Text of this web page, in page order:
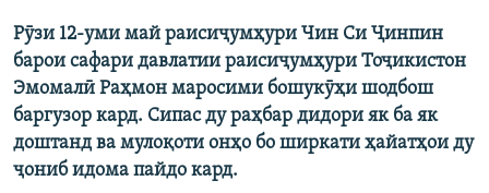
Рӯзи 12-уми май раисиҷумҳури Чин Си Ҷинпин
барои сафари давлатии раисиҷумҳури Тоҷикистон
Эмомалӣ Раҳмон маросими бошукӯҳи шодбош
баргузор кард. Сипас ду раҳбар дидори як ба як
доштанд ва мулоқоти онҳо бо ширкати ҳайатҳои ду
ҷониб идома пайдо кард.